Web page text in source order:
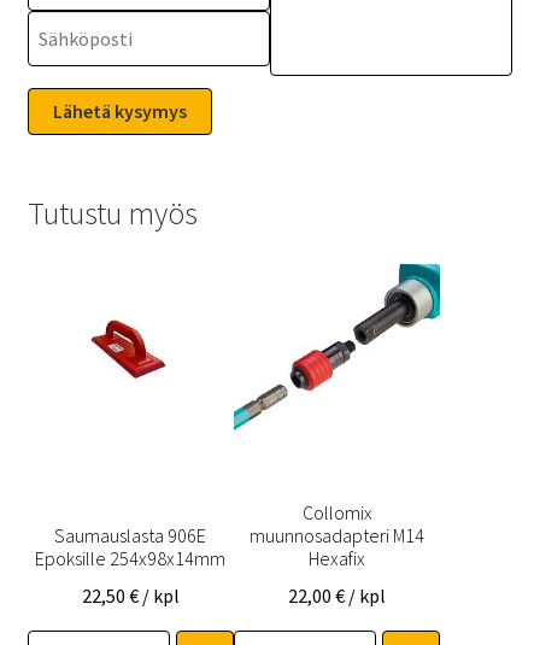
Tutustu myös
Saumauslasta 906E
Epoksille 254x98x14mm
22,50 € / kpl
Collomix
muunnosadapteri M14
Hexafix
22,00€ / kpl